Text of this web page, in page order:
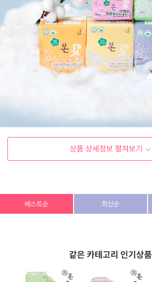
상품 상세정보 펼쳐보기
상호/대표자 (주) 동이커머스
이메일 dongeecom@naver.com
베스트순 최신순
같은 카테고리 인기상품